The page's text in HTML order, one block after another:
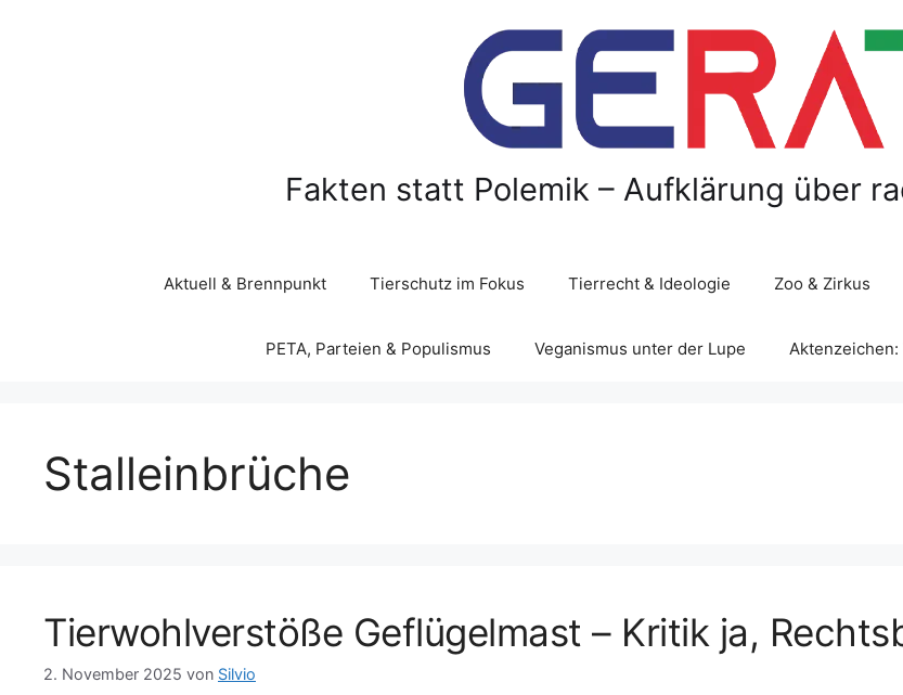
Fakten statt Polemik – Aufklärung über
Aktuell & Brennpunkt Tierschutz im Fokus Tierrecht & Ideologie Zoo & Zirkus
PETA, Parteien & Populismus Veganismus unter der Lupe
Stalleinbrüche
Tierwohlverstöße Geflügelmast – Kritik ja,
2. November 2025 von Silvio